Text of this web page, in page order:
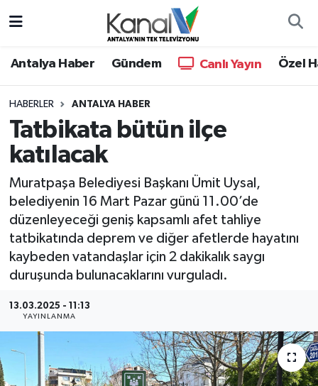
Antalya Haber Gündem Canlı Yayın Özel
HABERLER ANTALYA HABER
Tatbikata bütün ilçe
katılacak
Muratpaşa Belediyesi Başkanı Ümit Uysal,
belediyenin 16 Mart Pazar günü 11.00’de
düzenleyeceği geniş kapsamlı afet tahliye
tatbikatında deprem ve diğer afetlerde hayatını
kaybeden vatandaşlar için 2 dakikalık saygı
duruşunda bulunacaklarını vurguladı.
13.03.2025 - 11:13
YAYINLANMA
Antalya Haber
Dünya
Eğitim
Ekonomi
Gündem
Günün Manşetleri
Haber Kuşakları
Haberler
KANALV Spor
Hava Durumu
Trafik Durumu
Süper Lig Puan Durumu ve Fikstür
Tüm Manşetler
Son Dakika Haberleri
Haber Arşivi